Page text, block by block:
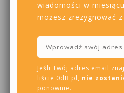
wiadomości w
możesz zrezygnować
Jeśli Twój adres email
liście 0dB.pl, nie
ponownie.